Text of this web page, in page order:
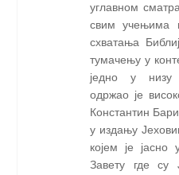
углавном
свим учењима
схватања
тумачењу у
једно у низу
одржао је
Константин
у издању
којем је
Завету где су